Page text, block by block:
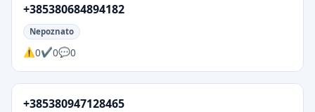
+385380684894182
Nepoznato
0 0 0
+385380947128465